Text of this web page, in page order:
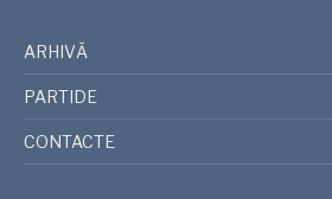
ARHIVĂ
PARTIDE
CONTACTE